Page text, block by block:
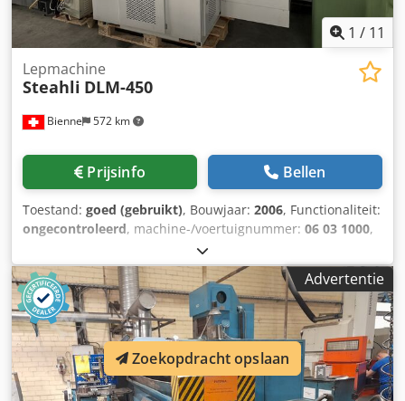
1 / 11
Bienne 572 km
Lepmachine
Steahli DLM-450
Prijsinfo Bellen
Toestand: goed (gebruikt), Bouwjaar: 2006, Functionaliteit:
ongecontroleerd, machine-/voertuignummer: 06 03 1000,
Land van fabricage: CH Spanning: 400V Afmetingen: 1200 x
1650 x 2050 mm Netto gewicht machine: 1900 kg
TECHNISCHE KENMERKEN Machine: Draaisnelheid van de
schijven: 0-110 min⁻¹ Max. aandrijfvermogen schijven: 2
kW Max. belasting bovenste schijf: 20 daN Diameter van de
schijven: Ø 450 mm Draaisnelheid binnenaandrijving: 0-
115 min⁻¹ Max. vermogen binnenaandrijving: 0,5 kW
Aandrijfmotoren schijven (gelijkstroommotor): Type:
Advertentie
Zoekopdracht opslaan